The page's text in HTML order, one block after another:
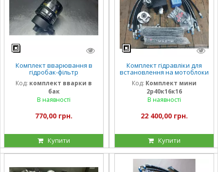
Комплект вварювання в
гідробак-фільтр
гідравлічний, трубка,
штуцер
Код: комплект вварки в
бак
В наявності
770,00 грн.
Купити
Комплект гідравліки для
встановлення на мотоблоки
та мінімототрактора 2 секц
розподілювач, два
циліндри, привод
Код: Комплект мини
2р40к16к16
В наявності
22 400,00 грн.
Купити